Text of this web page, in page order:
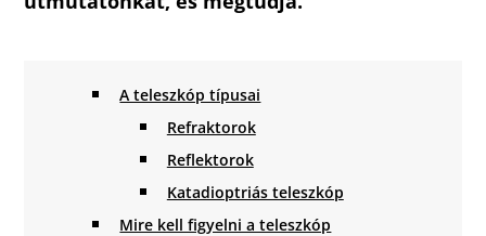
A teleszkóp típusai
Refraktorok
Reflektorok
Katadioptriás teleszkóp
Mire kell figyelni a teleszkóp